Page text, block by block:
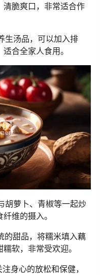
清脆爽口，非常适合作
生汤品，可以加入排
合全家人食用。
胡萝卜、青椒等一起炒
维的摄入。
的甜品，将糯米填入藕
软，非常受欢迎。
身心的放松和保健，